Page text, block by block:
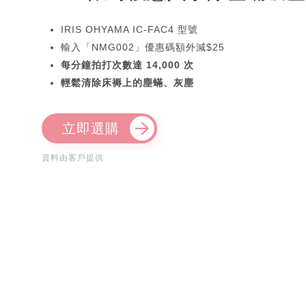
IRIS OHYAMA IC-FAC4 型號
輸入「NMG002」優惠碼額外減$25
每分鐘拍打次數達 14,000 次
輕鬆清除床褥上的塵蟎、灰塵
立即選購
資料由客戶提供